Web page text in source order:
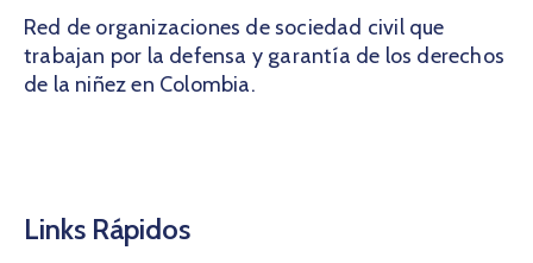
Red de organizaciones de sociedad civil que
trabajan por la defensa y garantía de los derechos
de la niñez en Colombia.
Links Rápidos